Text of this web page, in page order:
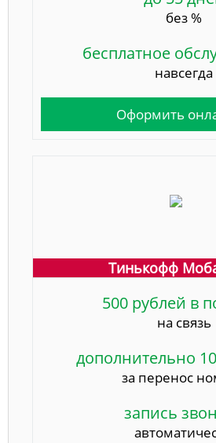
без %
бесплатное
навсегда
Оформить
Тинькофф
500 рублей в
на связь
дополнительно
за перенос
запись